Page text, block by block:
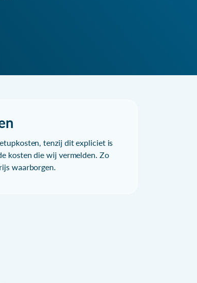
tenzij dit expliciet is
kosten die wij vermelden. Zo
waarborgen.